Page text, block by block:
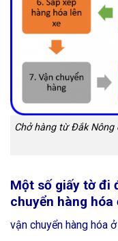
Chở hàng từ Đắk
Một số giấy tờ đi
chuyển hàng
vận chuyển hàng hóa